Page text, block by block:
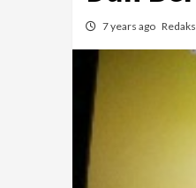
7 years ago